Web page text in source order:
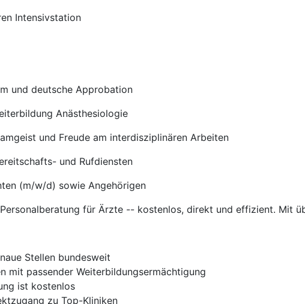
Intensivstation
und deutsche Approbation
Anästhesiologie
und Freude am interdisziplinären Arbeiten
und Rufdiensten
(m/w/d) sowie Angehörigen
für Ärzte -- kostenlos, direkt und effizient. Mit
Stellen bundesweit
mit passender Weiterbildungsermächtigung
ist kostenlos
zu Top-Kliniken